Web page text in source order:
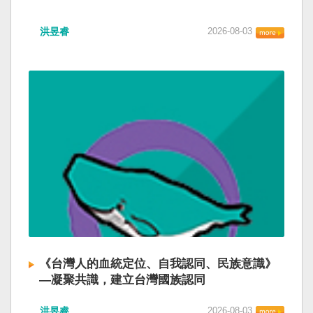
洪昱睿 2026-08-03
《台灣人的血統定位、自我認同、民族意識》
—凝聚共識，建立台灣國族認同
2026-08-03